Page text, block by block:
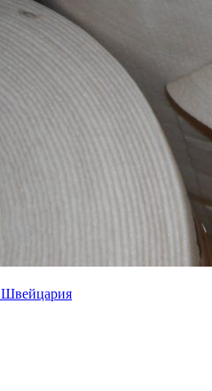
Швейцария